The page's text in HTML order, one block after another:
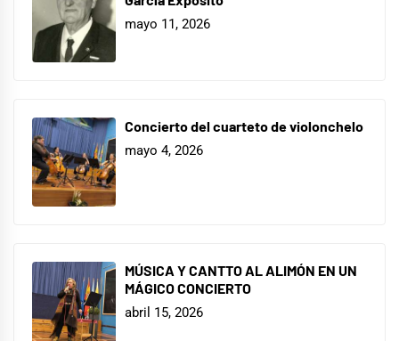
mayo 11, 2026
Concierto del cuarteto de violonchelo
mayo 4, 2026
MÚSICA Y CANTTO AL ALIMÓN EN UN
MÁGICO CONCIERTO
abril 15, 2026